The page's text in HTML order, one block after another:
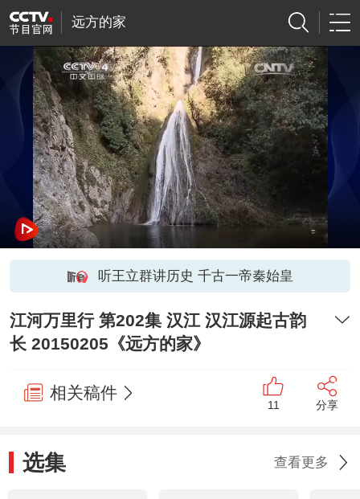
远方的家
听王立群讲历史 千古一帝秦始皇
江河万里行 第202集 汉江 汉江源起古韵
长 20150205《远方的家》
相关稿件
11 分享
选集 查看更多